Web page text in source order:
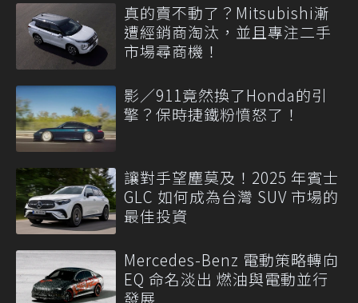
真的賣不動了？Mitsubishi漸
遭經銷商淘汰，並且專注二手
市場尋商機！
影／911竟然換了Honda的引
擎？保時捷鐵粉憤怒了！
讓對手望塵莫及！2025 年賓士
GLC 如何成為台灣 SUV 市場的
最佳投資
Mercedes-Benz 電動策略轉向
EQ 命名淡出 燃油與電動並行
發展